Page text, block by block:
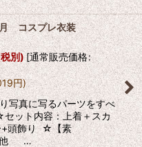
月 コスプレ衣装
別)[通常販売価格:
円)
写真に写るパーツをすべ
ット内容：上着＋スカ
ー+頭飾り ☆【素
他 …